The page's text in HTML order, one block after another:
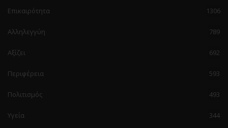
Επικαιρότητα 1306
Αλληλεγγύη 789
Αξίζει 692
Περιφέρεια 593
Πολιτισμός 493
Υγεία 344